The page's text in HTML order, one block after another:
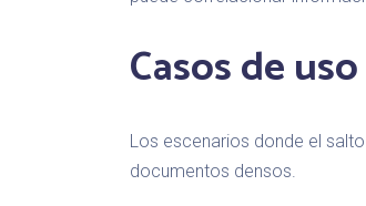
Casos de
Los escenarios donde el
documentos densos.